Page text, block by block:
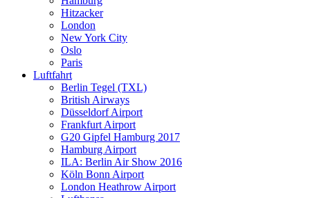
Hitzacker
London
New York City
Oslo
Paris
Luftfahrt
Berlin Tegel (TXL)
British Airways
Düsseldorf Airport
Frankfurt Airport
G20 Gipfel Hamburg 2017
Hamburg Airport
ILA: Berlin Air Show 2016
Köln Bonn Airport
London Heathrow Airport